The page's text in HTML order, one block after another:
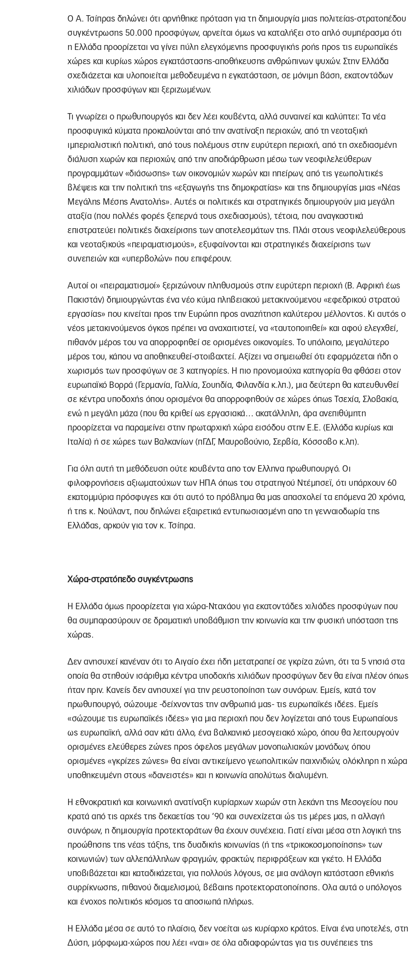
O Α. Τσίπρας δηλώνει ότι αρνήθηκε πρόταση για τη δημιουργία μιας πολιτείας-στρατοπέδου
συγκέντρωσης 50.000 προσφύγων, αρνείται όμως να καταλήξει στο απλό συμπέρασμα ότι
η Ελλάδα προορίζεται να γίνει πύλη ελεγχόμενης προσφυγικής ροής προς τις ευρωπαϊκές
χώρες και κυρίως χώρος εγκατάστασης-αποθήκευσης ανθρώπινων ψυχών. Στην Ελλάδα
σχεδιάζεται και υλοποιείται μεθοδευμένα η εγκατάσταση, σε μόνιμη βάση, εκατοντάδων
χιλιάδων προσφύγων και ξεριζωμένων.
Τι γνωρίζει ο πρωθυπουργός και δεν λέει κουβέντα, αλλά συναινεί και καλύπτει: Τα νέα
προσφυγικά κύματα προκαλούνται από την ανατίναξη περιοχών, από τη νεοταξική
ιμπεριαλιστική πολιτική, από τους πολέμους στην ευρύτερη περιοχή, από τη σχεδιασμένη
διάλυση χωρών και περιοχών, από την αποδιάρθρωση μέσω των νεοφιλελεύθερων
προγραμμάτων «διάσωσης» των οικονομιών χωρών και ηπείρων, από τις γεωπολιτικές
βλέψεις και την πολιτική της «εξαγωγής της δημοκρατίας» και της δημιουργίας μιας «Νέας
Μεγάλης Μέσης Ανατολής». Αυτές οι πολιτικές και στρατηγικές δημιουργούν μια μεγάλη
αταξία (που πολλές φορές ξεπερνά τους σχεδιασμούς), τέτοια, που αναγκαστικά
επιστρατεύει πολιτικές διαχείρισης των αποτελεσμάτων της. Πλάι στους νεοφιλελεύθερους
και νεοταξικούς «πειραματισμούς», εξυφαίνονται και στρατηγικές διαχείρισης των
συνεπειών και «υπερβολών» που επιφέρουν.
Αυτοί οι «πειραματισμοί» ξεριζώνουν πληθυσμούς στην ευρύτερη περιοχή (Β. Αφρική έως
Πακιστάν) δημιουργώντας ένα νέο κύμα πληβειακού μετακινούμενου «εφεδρικού στρατού
εργασίας» που κινείται προς την Ευρώπη προς αναζήτηση καλύτερου μέλλοντος. Κι αυτός ο
νέος μετακινούμενος όγκος πρέπει να αναχαιτιστεί, να «ταυτοποιηθεί» και αφού ελεγχθεί,
πιθανόν μέρος του να απορροφηθεί σε ορισμένες οικονομίες. Το υπόλοιπο, μεγαλύτερο
μέρος του, κάπου να αποθηκευθεί-στοιβαχτεί. Αξίζει να σημειωθεί ότι εφαρμόζεται ήδη ο
χωρισμός των προσφύγων σε 3 κατηγορίες. Η πιο προνομιούχα κατηγορία θα φθάσει στον
ευρωπαϊκό Βορρά (Γερμανία, Γαλλία, Σουηδία, Φιλανδία κ.λπ.), μια δεύτερη θα κατευθυνθεί
σε κέντρα υποδοχής όπου ορισμένοι θα απορροφηθούν σε χώρες όπως Τσεχία, Σλοβακία,
ενώ η μεγάλη μάζα (που θα κριθεί ως εργασιακά… ακατάλληλη, άρα ανεπιθύμητη
προορίζεται να παραμείνει στην πρωταρχική χώρα εισόδου στην Ε.Ε. (Ελλάδα κυρίως και
Ιταλία) ή σε χώρες των Βαλκανίων (πΓΔΓ, Μαυροβούνιο, Σερβία, Κόσσοβο κ.λπ).
Για όλη αυτή τη μεθόδευση ούτε κουβέντα απο τον Ελληνα πρωθυπουργό. Οι
φιλοφρονήσεις αξιωματούχων των ΗΠΑ όπως του στρατηγού Ντέμπσεϊ, ότι υπάρχουν 60
εκατομμύρια πρόσφυγες και ότι αυτό το πρόβλημα θα μας απασχολεί τα επόμενα 20 χρόνια,
ή της κ. Νούλαντ, που δηλώνει εξαιρετικά εντυπωσιασμένη απο τη γενναιοδωρία της
Ελλάδας, αρκούν για τον κ. Τσίπρα.
Χώρα-στρατόπεδο συγκέντρωσης
Η Ελλάδα όμως προορίζεται για χώρα-Νταχάου για εκατοντάδες χιλιάδες προσφύγων που
θα συμπαρασύρουν σε δραματική υποβάθμιση την κοινωνία και την φυσική υπόσταση της
χώρας.
Δεν ανησυχεί κανέναν ότι το Αιγαίο έχει ήδη μετατραπεί σε γκρίζα ζώνη, ότι τα 5 νησιά στα
οποία θα στηθούν ισάριθμα κέντρα υποδοχής χιλιάδων προσφύγων δεν θα είναι πλέον όπως
ήταν πριν. Κανείς δεν ανησυχεί για την ρευστοποίηση των συνόρων. Εμείς, κατά τον
πρωθυπουργό, σώζουμε -δείχνοντας την ανθρωπιά μας- τις ευρωπαϊκές ιδέες. Εμείς
«σώζουμε τις ευρωπαϊκές ιδέες» για μια περιοχή που δεν λογίζεται από τους Ευρωπαίους
ως ευρωπαϊκή, αλλά σαν κάτι άλλο, ένα βαλκανικό μεσογειακό χώρο, όπου θα λειτουργούν
ορισμένες ελεύθερες ζώνες προς όφελος μεγάλων μονοπωλιακών μονάδων, όπου
ορισμένες «γκρίζες ζώνες» θα είναι αντικείμενο γεωπολιτικών παιχνιδιών, ολόκληρη η χώρα
υποθηκευμένη στους «δανειστές» και η κοινωνία απολύτως διαλυμένη.
Η εθνοκρατική και κοινωνική ανατίναξη κυρίαρχων χωρών στη λεκάνη της Μεσογείου που
κρατά από τις αρχές της δεκαετίας του ’90 και συνεχίζεται ώς τις μέρες μας, η αλλαγή
συνόρων, η δημιουργία προτεκτοράτων θα έχουν συνέχεια. Γιατί είναι μέσα στη λογική της
προώθησης της νέας τάξης, της δυαδικής κοινωνίας (ή της «τρικοκοσμοποίησης» των
κοινωνιών) των αλλεπάλληλων φραγμών, φρακτών, περιφράξεων και γκέτο. Η Ελλάδα
υποβιβάζεται και καταδικάζεται, για πολλούς λόγους, σε μια ανάλογη κατάσταση εθνικής
συρρίκνωσης, πιθανού διαμελισμού, βέβαιης προτεκτορατοποίησης. Ολα αυτά ο υπόλογος
και ένοχος πολιτικός κόσμος τα αποσιωπά πλήρως.
Η Ελλάδα μέσα σε αυτό το πλαίσιο, δεν νοείται ως κυρίαρχο κράτος. Είναι ένα υποτελές, στη
Δύση, μόρφωμα-χώρος που λέει «ναι» σε όλα αδιαφορώντας για τις συνέπειες της